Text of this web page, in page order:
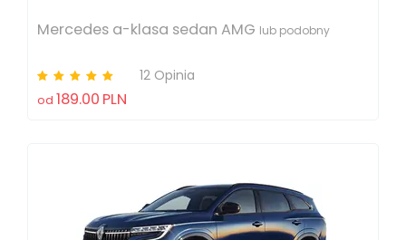
Mercedes a-klasa sedan AMG lub podobny
12 Opinia
od 189.00 PLN